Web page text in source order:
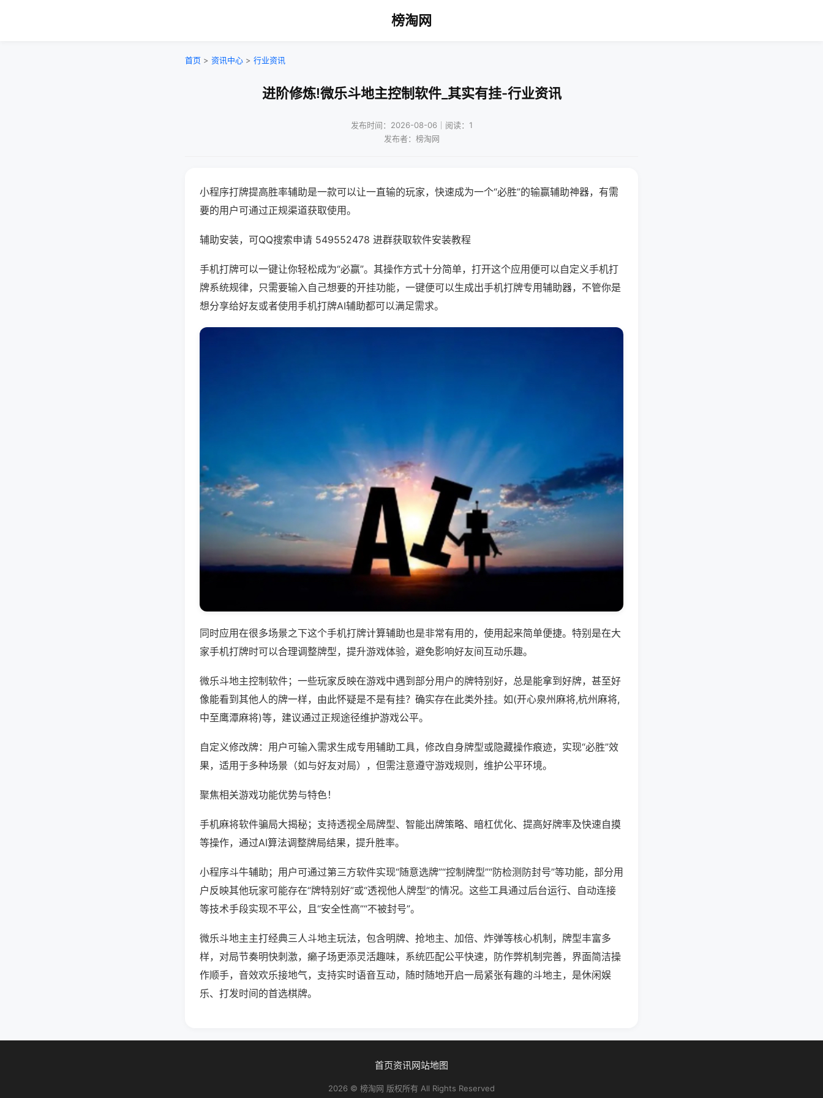
榜淘网
首页 > 资讯中心 > 行业资讯
进阶修炼!微乐斗地主控制软件_其实有挂-行业资讯
发布时间：2026-08-06｜阅读：1
发布者：榜淘网
小程序打牌提高胜率辅助是一款可以让一直输的玩家，快速成为一个“必胜”的输赢辅助神器，有需
要的用户可通过正规渠道获取使用。
辅助安装，可QQ搜索申请 549552478 进群获取软件安装教程
手机打牌可以一键让你轻松成为“必赢”。其操作方式十分简单，打开这个应用便可以自定义手机打
牌系统规律，只需要输入自己想要的开挂功能，一键便可以生成出手机打牌专用辅助器，不管你是
想分享给好友或者使用手机打牌AI辅助都可以满足需求。
同时应用在很多场景之下这个手机打牌计算辅助也是非常有用的，使用起来简单便捷。特别是在大
家手机打牌时可以合理调整牌型，提升游戏体验，避免影响好友间互动乐趣。
微乐斗地主控制软件；一些玩家反映在游戏中遇到部分用户的牌特别好，总是能拿到好牌，甚至好
像能看到其他人的牌一样，由此怀疑是不是有挂？确实存在此类外挂。如(开心泉州麻将,杭州麻将,
中至鹰潭麻将)等，建议通过正规途径维护游戏公平。
自定义修改牌：用户可输入需求生成专用辅助工具，修改自身牌型或隐藏操作痕迹，实现“必胜”效
果，适用于多种场景（如与好友对局），但需注意遵守游戏规则，维护公平环境。
聚焦相关游戏功能优势与特色！
手机麻将软件骗局大揭秘；支持透视全局牌型、智能出牌策略、暗杠优化、提高好牌率及快速自摸
等操作，通过AI算法调整牌局结果，提升胜率。
小程序斗牛辅助；用户可通过第三方软件实现“随意选牌”“控制牌型”“防检测防封号”等功能，部分用
户反映其他玩家可能存在“牌特别好”或“透视他人牌型”的情况。这些工具通过后台运行、自动连接
等技术手段实现不平公，且“安全性高”“不被封号”。
微乐斗地主主打经典三人斗地主玩法，包含明牌、抢地主、加倍、炸弹等核心机制，牌型丰富多
样，对局节奏明快刺激，癞子场更添灵活趣味，系统匹配公平快速，防作弊机制完善，界面简洁操
作顺手，音效欢乐接地气，支持实时语音互动，随时随地开启一局紧张有趣的斗地主，是休闲娱
乐、打发时间的首选棋牌。
首页资讯网站地图
2026 © 榜淘网 版权所有 All Rights Reserved